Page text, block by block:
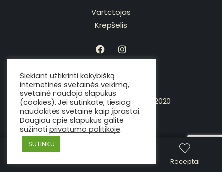
Receptai
Vartotojas
Krepšelis
Copyright © Viking the chef 2020
made with love bydeveloperis.lt
Siekiant užtikrinti kokybišką
internetinės svetainės veikimą,
svetainė naudoja slapukus
(cookies). Jei sutinkate, tiesiog
naudokitės svetaine kaip įprastai.
Daugiau apie slapukus galite
sužinoti privatumo politikoje.
SUTINKU